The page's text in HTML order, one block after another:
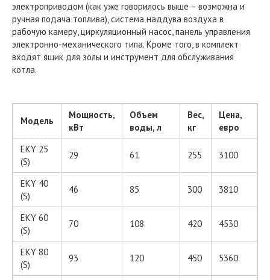
электроприводом (как уже говорилось выше – возможна и
ручная подача топлива), система наддува воздуха в
рабочую камеру, циркуляционный насос, панель управления
электронно-механического типа. Кроме того, в комплект
входят ящик для золы и инструмент для обслуживания
котла.
Модель
Мощность,
кВт
Объем
воды, л
Вес,
кг
Цена,
евро
EKY 25
(S)
29 61 255 3100
EKY 40
(S)
46 85 300 3810
EKY 60
(S)
70 108 420 4530
EKY 80
(S)
93 120 450 5360